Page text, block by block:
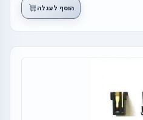
הוסף לעגלה